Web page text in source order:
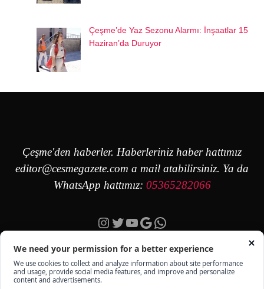
Çeşme’de Yaz Sezonu Alarmı: İnşaatlar 15
Haziran’da Duruyor
Çeşme'den haberler. Haberleriniz haber hattımız
editor@cesmegazete.com a mail atabilirsiniz. Ya da
WhatsApp hattımız: 05365282066
Instagram
Twitter
YouTube
Google
https://wa.me/